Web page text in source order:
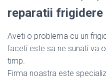
reparatii frigidere
Aveti o problema cu un
faceti este sa ne sunati va
timp.
Firma noastra este